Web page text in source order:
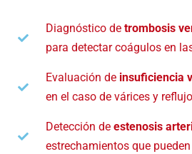
Diagnóstico de trombosis
para detectar coágulos en
Evaluación deinsuficiencia
en el caso de várices y
Detección de estenosis
estrechamientos que